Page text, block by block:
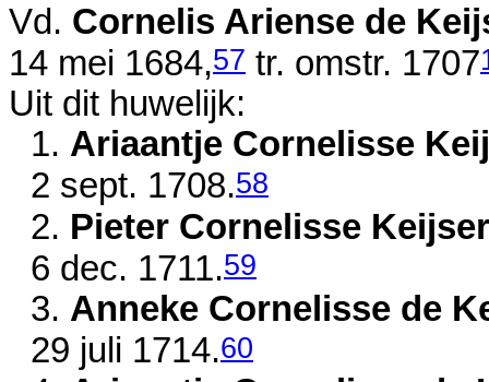
Vd. Cornelis Ariense de
14 mei 1684,57 tr. omstr. 1707
Uit dit huwelijk:
1. Ariaantje Cornelisse
2 sept. 1708.58
2. Pieter Cornelisse Keijser
6 dec. 1711.59
3. Anneke Cornelisse de
29 juli 1714.60